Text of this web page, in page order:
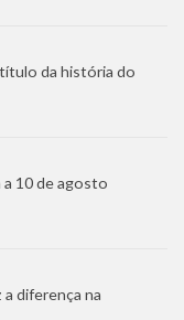
da história do
a 10 de agosto
diferença na